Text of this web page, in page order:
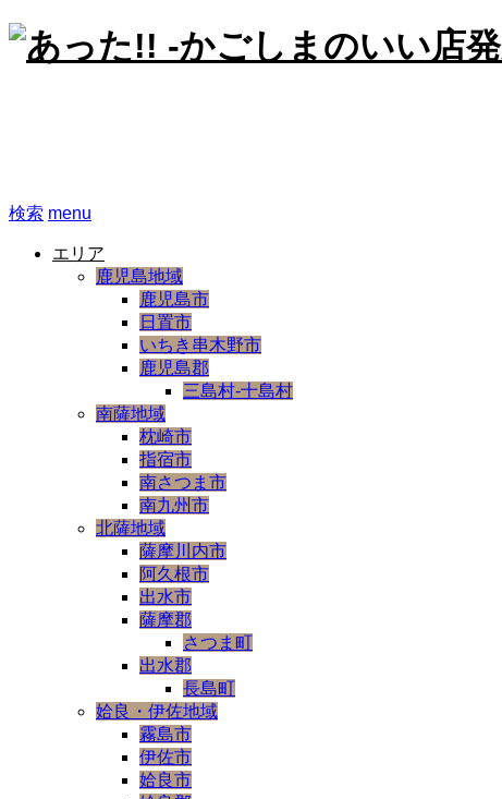
検索 menu
エリア
鹿児島地域
鹿児島市
日置市
いちき串木野市
鹿児島郡
三島村-十島村
南薩地域
枕崎市
指宿市
南さつま市
南九州市
北薩地域
薩摩川内市
阿久根市
出水市
薩摩郡
さつま町
出水郡
長島町
姶良・伊佐地域
霧島市
伊佐市
姶良市